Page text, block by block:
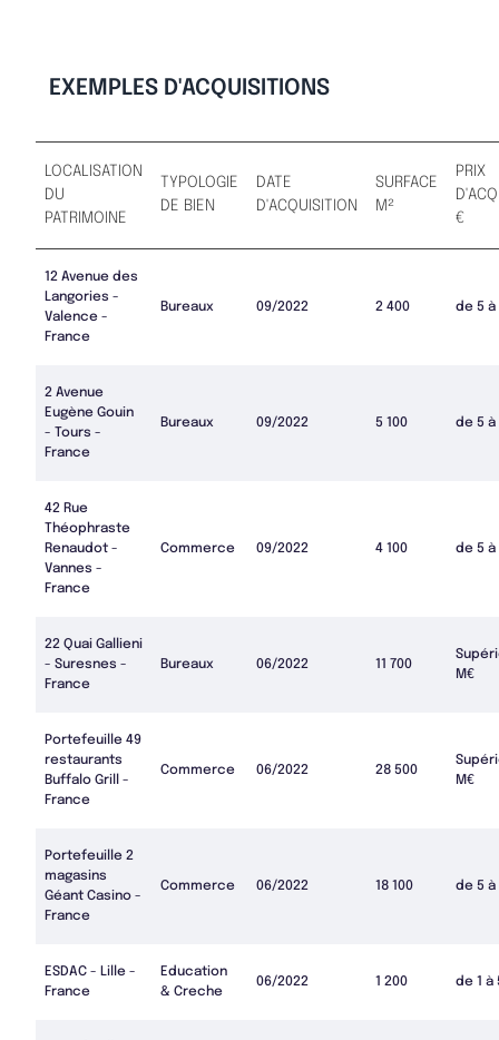
EXEMPLES D'ACQUISITIONS
LOCALISATION
DU
PATRIMOINE
TYPOLOGIE
DE BIEN
DATE
D'ACQUISITION
SURFACE
M²
PRIX
€
12 Avenue des
Langories -
Valence -
France
Bureaux 09/2022 2 400 de 5 à
2 Avenue
Eugène Gouin
- Tours -
France
Bureaux 09/2022 5 100 de 5 à
42 Rue
Théophraste
Renaudot -
Vannes -
France
Commerce 09/2022 4 100 de 5 à
22 Quai Gallieni
- Suresnes -
France
Bureaux 06/2022 11 700
M€
Portefeuille 49
restaurants
Buffalo Grill -
France
Commerce 06/2022 28 500
M€
Portefeuille 2
magasins
Géant Casino -
France
Commerce 06/2022 18 100 de 5 à
ESDAC - Lille -
France
Education
& Creche
06/2022 1 200 de 1 à